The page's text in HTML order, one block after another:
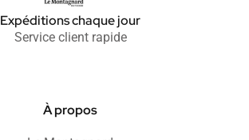
Expéditions chaque jour
Service client rapide
À propos